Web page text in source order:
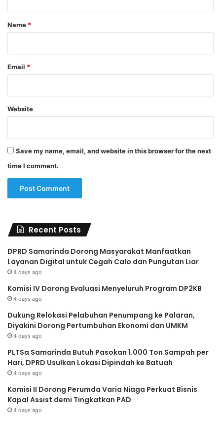
*
Name *
Email *
Website
Save my name, email, and website in this browser for the next
time I comment.
Recent Posts
DPRD Samarinda Dorong Masyarakat Manfaatkan
Layanan Digital untuk Cegah Calo dan Pungutan Liar
4 days ago
Komisi IV Dorong Evaluasi Menyeluruh Program DP2KB
4 days ago
Dukung Relokasi Pelabuhan Penumpang ke Palaran,
Diyakini Dorong Pertumbuhan Ekonomi dan UMKM
4 days ago
PLTSa Samarinda Butuh Pasokan 1.000 Ton Sampah per
Hari, DPRD Usulkan Lokasi Dipindah ke Batuah
4 days ago
Komisi II Dorong Perumda Varia Niaga Perkuat Bisnis
Kapal Assist demi Tingkatkan PAD
4 days ago